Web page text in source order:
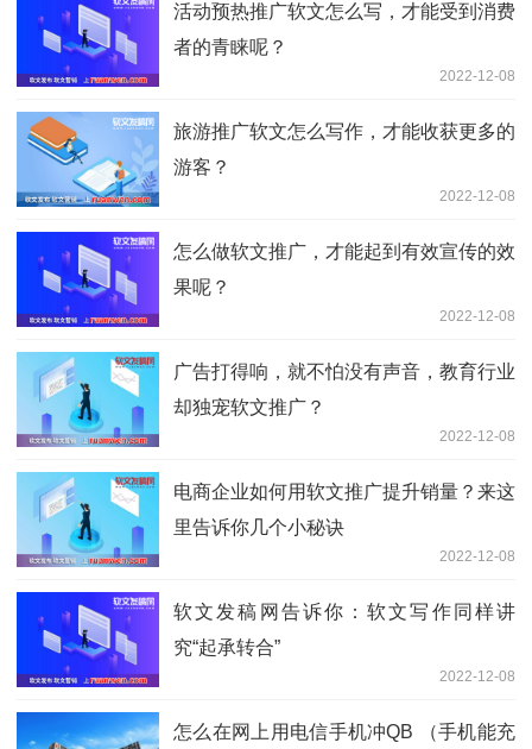
活动预热推广软文怎么写，才能受到消费
者的青睐呢？
2022-12-08
旅游推广软文怎么写作，才能收获更多的
游客？
2022-12-08
怎么做软文推广，才能起到有效宣传的效
果呢？
2022-12-08
广告打得响，就不怕没有声音，教育行业
却独宠软文推广？
2022-12-08
电商企业如何用软文推广提升销量？来这
里告诉你几个小秘诀
2022-12-08
软文发稿网告诉你：软文写作同样讲
究“起承转合”
2022-12-08
怎么在网上用电信手机冲QB （手机能充